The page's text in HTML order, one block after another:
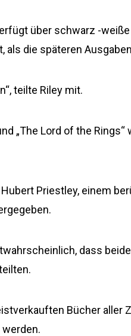
über schwarz -weiße
als die späteren
teilte Riley mit.
„The Lord of the Rings“
Priestley, einem
dass
Bücher aller